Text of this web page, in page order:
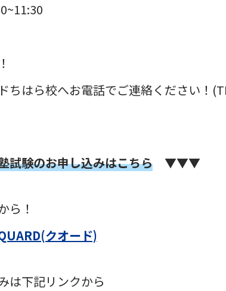
ちはら校へお電話でご連絡ください！
試験のお申し込みはこちら▼▼▼
ら！
クオード)
は下記リンクから